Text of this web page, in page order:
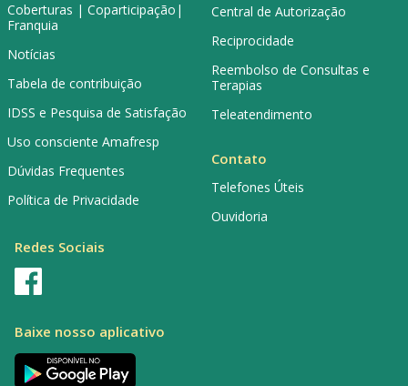
Coberturas | Coparticipação|
Franquia
Notícias
Tabela de contribuição
IDSS e Pesquisa de Satisfação
Uso consciente Amafresp
Dúvidas Frequentes
Política de Privacidade
Central de Autorização
Reciprocidade
Reembolso de Consultas e
Terapias
Teleatendimento
Contato
Telefones Úteis
Ouvidoria
Redes Sociais
Baixe nosso aplicativo